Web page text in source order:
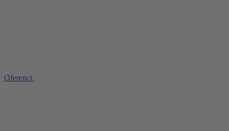
Oferenci